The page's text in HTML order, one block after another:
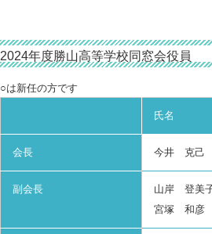
2024年度勝山高等学校同窓会役員
○は新任の方です
氏名
会長 今井 克己
副会長
山岸 登美
宮塚 和彦